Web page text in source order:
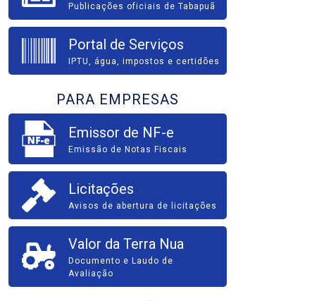
Publicações oficiais de Tabapuã
Portal de Serviços
IPTU, água, impostos e certidões
PARA EMPRESAS
Emissor de NF-e
Emissão de Notas Fiscais
Licitações
Avisos de abertura de licitações
Valor da Terra Nua
Documento e Laudo de
Avaliação